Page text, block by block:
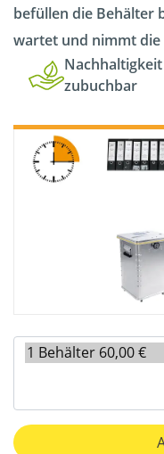
befüllen die Behälter
wartet und nimmt
Nachhaltigkeit
zubuchbar